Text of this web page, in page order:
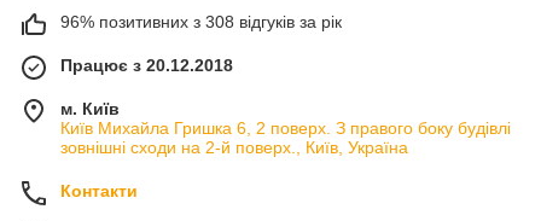
96% позитивних з 308 відгуків за рік
Працює з 20.12.2018
м. Київ
Київ Михайла Гришка 6, 2 поверх. З правого боку будівлі
зовнішні сходи на 2-й поверх., Київ, Україна
Контакти